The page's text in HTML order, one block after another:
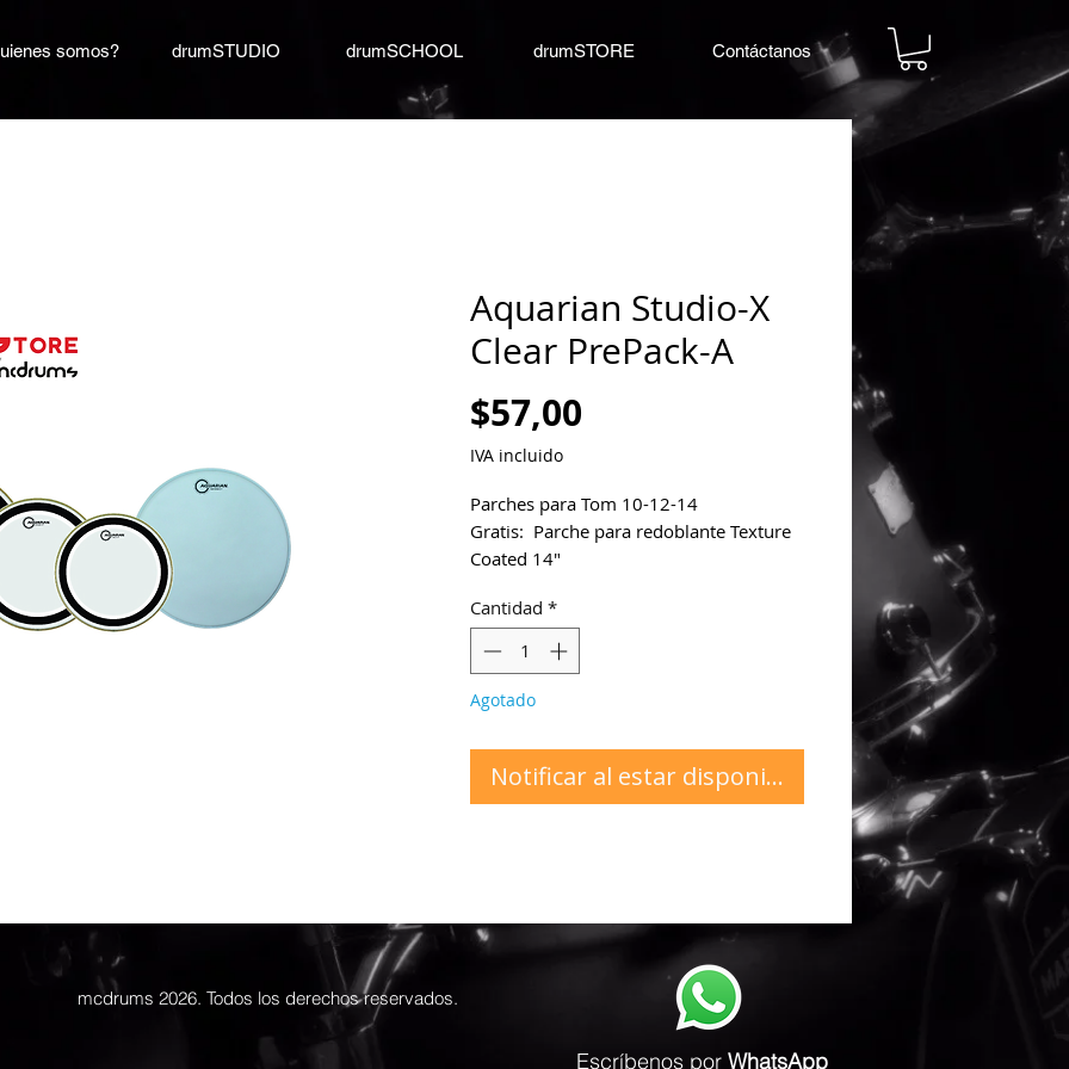
somos? drumSTUDIO drumSCHOOL drumSTORE Contáctanos
Aquarian Studio-X
Clear PrePack-A
$57,00
IVA incluido
Parches para Tom 10-12-14
Gratis: Parche para redoblante Texture
Coated 14"
Cantidad *
Agotado
Notificar al estar disponible
mcdrums 2026. Todos los derechos reservados.
Escríbenos por WhatsApp